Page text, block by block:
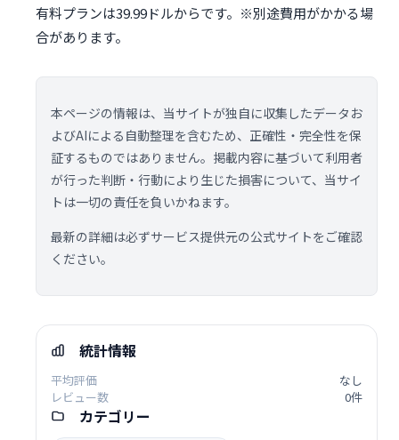
有料プランは39.99ドルからです。※別途費用がかかる場
合があります。
本ページの情報は、当サイトが独自に収集したデータお
よびAIによる自動整理を含むため、正確性・完全性を保
証するものではありません。掲載内容に基づいて利用者
が行った判断・行動により生じた損害について、当サイ
トは一切の責任を負いかねます。
最新の詳細は必ずサービス提供元の公式サイトをご確認
ください。
統計情報
平均評価
なし
レビュー数
0件
カテゴリー